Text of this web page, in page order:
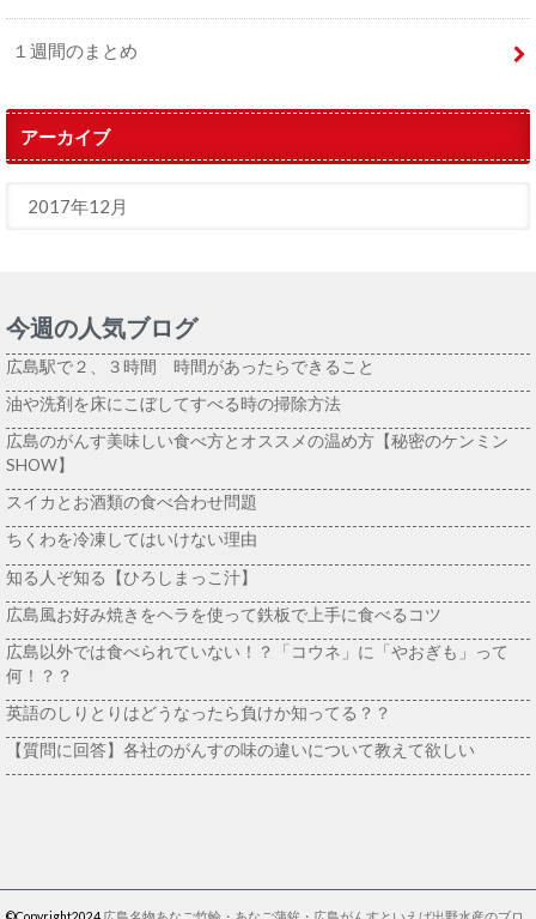
１週間のまとめ
アーカイブ
今週の人気ブログ
広島駅で２、３時間 時間があったらできること
油や洗剤を床にこぼしてすべる時の掃除方法
広島のがんす美味しい食べ方とオススメの温め方【秘密のケンミン
SHOW】
スイカとお酒類の食べ合わせ問題
ちくわを冷凍してはいけない理由
知る人ぞ知る【ひろしまっこ汁】
広島風お好み焼きをヘラを使って鉄板で上手に食べるコツ
広島以外では食べられていない！？「コウネ」に「やおぎも」って
何！？？
英語のしりとりはどうなったら負けか知ってる？？
【質問に回答】各社のがんすの味の違いについて教えて欲しい